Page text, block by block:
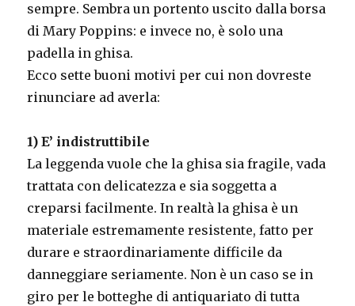
sempre. Sembra un portento uscito dalla borsa
di Mary Poppins: e invece no, è solo una
padella in ghisa.
Ecco sette buoni motivi per cui non dovreste
rinunciare ad averla:
1) E’ indistruttibile
La leggenda vuole che la ghisa sia fragile, vada
trattata con delicatezza e sia soggetta a
creparsi facilmente. In realtà la ghisa è un
materiale estremamente resistente, fatto per
durare e straordinariamente difficile da
danneggiare seriamente. Non è un caso se in
giro per le botteghe di antiquariato di tutta